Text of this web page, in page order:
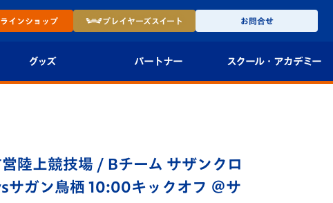
インショップ プレイヤーズスイート お問合せ
グッズ
舗情報
パートナー
法人限定 VIP BOX
スクール・ アカデミー
U-15
陸上競技場 / Bチーム サザンクロ
サガン鳥栖 10:00キックオフ ＠サ